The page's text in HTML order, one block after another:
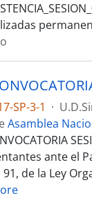
SP-3-1 ·
Asamblea
ante el
de la Ley